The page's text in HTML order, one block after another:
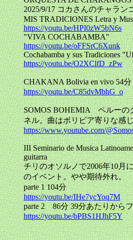
2025/9/17 コカさんのチャラン
MIS TRADICIONES Letra y
https://youtu.be/HPI0zW5bN6s
"VIVA COCHABAMBA"
https://youtu.be/oFFSrC6Xunk
Cochabamba y sus Tradiciones
https://youtu.be/O2XClfD_zPw
CHAKANA Bolivia en vivo 54
https://youtu.be/C85dvMbhG_o
SOMOS BOHEMIA ペルーの
ネル。曲はボリビア寄りな感
https://www.youtube.com/
III Seminario de Musica
guitarra
チリのオソルノで2006年10月
のイベント。やや期待外れ。
parte 1 104分
https://youtu.be/IHe7ycYoq7M
parte 2 86分 39分あたりから
https://youtu.be/bPBS1HJhF5Y